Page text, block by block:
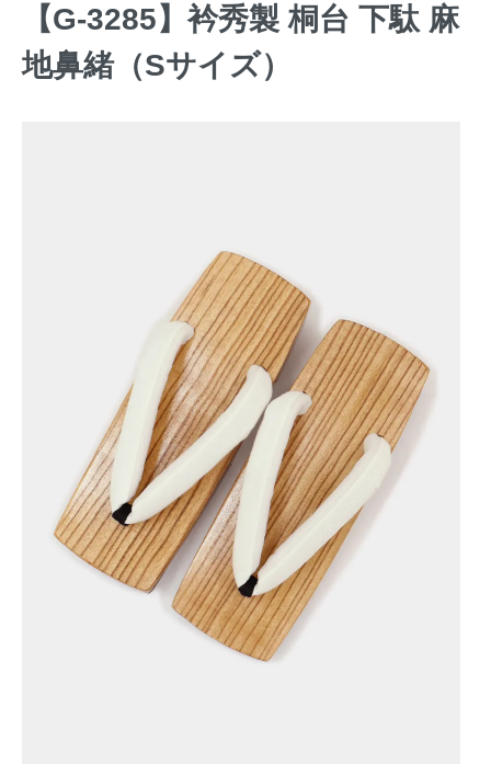
【G-3285】衿秀製 桐台 下駄 麻
地鼻緒（Sサイズ）